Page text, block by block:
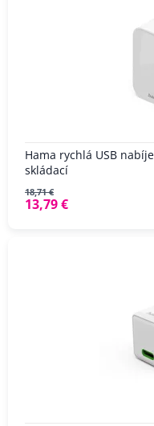
Hama rychlá USB
skládací
18,71 €
13,79 €